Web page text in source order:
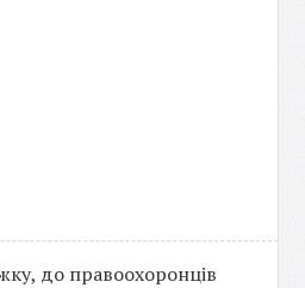
до правоохоронців